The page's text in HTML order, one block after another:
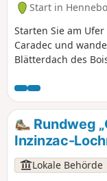
Start in
Starten Sie am
Caradec und
Blätterdach des
und schmalen
überqueren Sie die
der Flussmündung
die herrlichen
die darunter
Gestüts.
Rundweg
Inzinzac-
Lokale Behörde